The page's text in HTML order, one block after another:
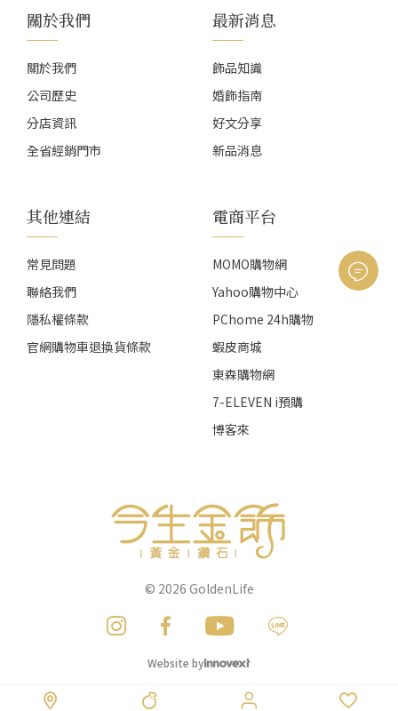
關於我們
關於我們
公司歷史
分店資訊
全省經銷門市
最新消息
飾品知識
婚飾指南
好文分享
新品消息
其他連結
常見問題
聯絡我們
隱私權條款
官網購物車退換貨條款
電商平台
MOMO購物網
Yahoo購物中心
PChome 24h購物
蝦皮商城
東森購物網
7-ELEVEN i預購
博客來
© 2026 GoldenLife
Website by